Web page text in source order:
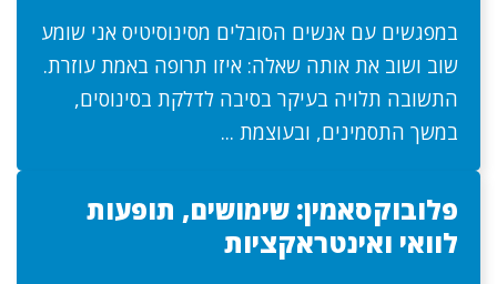
במפגשים עם אנשים הסובלים מסינוסיטיס אני שומע
שוב ושוב את אותה שאלה: איזו תרופה באמת עוזרת.
התשובה תלויה בעיקר בסיבה לדלקת בסינוסים,
במשך התסמינים, ובעוצמת ...
פלובוקסאמין: שימושים, תופעות
לוואי ואינטראקציות